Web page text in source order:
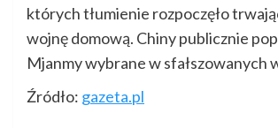
których tłumienie rozpoczęło
wojnę domową. Chiny publicznie
Mjanmy wybrane w sfałszowanych
Źródło: gazeta.pl